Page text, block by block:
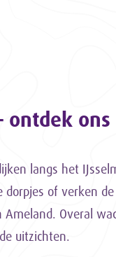
ontdek
langs het
dorpjes of verken
Ameland. Overal
uitzichten.